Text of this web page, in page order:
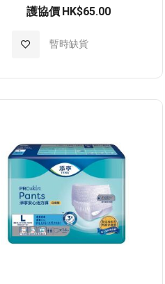
護協價 HK$65.00
暫時缺貨
加
至
望
清